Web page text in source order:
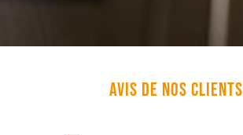
AVIS DE NOS CLIENTS